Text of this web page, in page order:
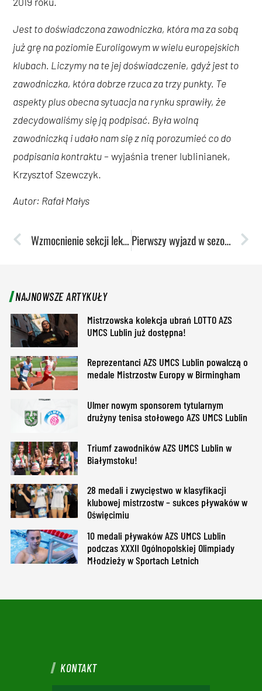
Jest to doświadczona zawodniczka, która ma za sobą
już grę na poziomie Euroligowym w wielu europejskich
klubach. Liczymy na te jej doświadczenie, gdyż jest to
zawodniczka, która dobrze rzuca za trzy punkty. Te
aspekty plus obecna sytuacja na rynku sprawiły, że
zdecydowaliśmy się ją podpisać. Była wolną
zawodniczką i udało nam się z nią porozumieć co do
podpisania kontraktu– wyjaśnia trener lublinianek,
Krzysztof Szewczyk.
Autor: Rafał Małys
Wzmocnienie sekcji lekkiej atletyki. Szeregi AZS UMCS zasila Patryk Grzegorzewicz Pierwszy wyjazd w sezonie. Kierunek Toruń!
NAJNOWSZE ARTYKUŁY
Mistrzowska kolekcja ubrań LOTTO AZS
UMCS Lublin już dostępna!
Reprezentanci AZS UMCS Lublin powalczą o
medale Mistrzostw Europy w Birmingham
Ulmer nowym sponsorem tytularnym
drużyny tenisa stołowego AZS UMCS Lublin
Triumf zawodników AZS UMCS Lublin w
Białymstoku!
28 medali i zwycięstwo w klasyfikacji
klubowej mistrzostw – sukces pływaków w
Oświęcimiu
10 medali pływaków AZS UMCS Lublin
podczas XXXII Ogólnopolskiej Olimpiady
Młodzieży w Sportach Letnich
KONTAKT